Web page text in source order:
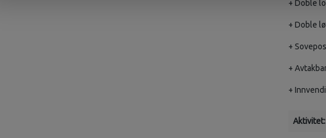
+ Doble
+ Doble
+
+
+
Aktivitet: